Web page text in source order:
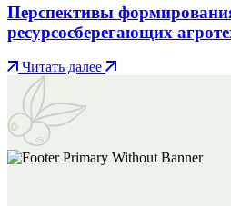
Перспективы
ресурсосберегающих
Читать далее